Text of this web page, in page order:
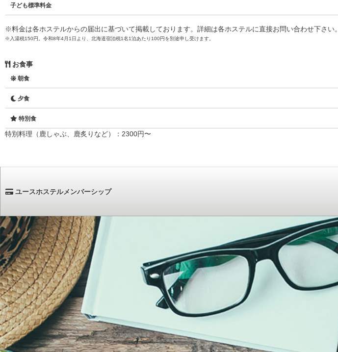
子ども標準料金
※料金は各ホステルからの届出に基づいて掲載しております。詳細は各ホステルに直接お問い合わせ下さい。
※入湯税150円。令和8年4月1日より、北海道宿泊税1名1泊あたり100円を別途申し受けます。
お食事
朝食
夕食
特別食
特別料理（鹿しゃぶ、鹿炙りなど）：2300円〜
ユースホステルメンバーシップ